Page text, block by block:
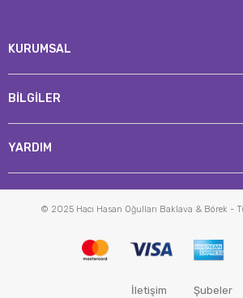
KURUMSAL
BİLGİLER
YARDIM
© 2025 Hacı Hasan Oğulları Baklava & Börek -
İletişim Şubeler